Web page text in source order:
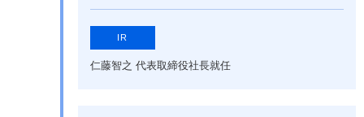
IR
仁藤智之 代表取締役社長就任